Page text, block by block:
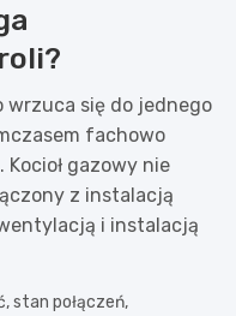
wrzuca się do jednego
fachowo
gazowy nie
z instalacją
i instalacją
stan połączeń,